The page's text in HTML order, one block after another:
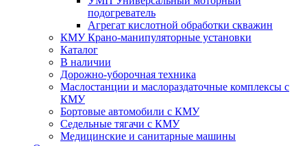
подогреватель
Агрегат кислотной обработки скважин
КМУ Крано-манипуляторные установки
Каталог
В наличии
Дорожно-уборочная техника
Маслостанции и маслораздаточные комплексы с
КМУ
Бортовые автомобили с КМУ
Седельные тягачи с КМУ
Медицинские и санитарные машины